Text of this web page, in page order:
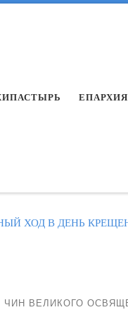
ЕПАРХИЯ
ХОД В ДЕНЬ
ЧИН ВЕЛИКОГО